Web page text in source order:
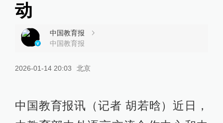
动
中国教育报
中国教育报
2026-01-14 20:03 北京
中国教育报讯（记者 胡若晗）近日，